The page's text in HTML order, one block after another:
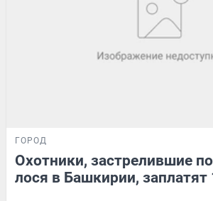
ГОРОД
Охотники, застрелившие
лося в Башкирии, заплатят